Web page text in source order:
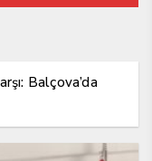
Balçova’da